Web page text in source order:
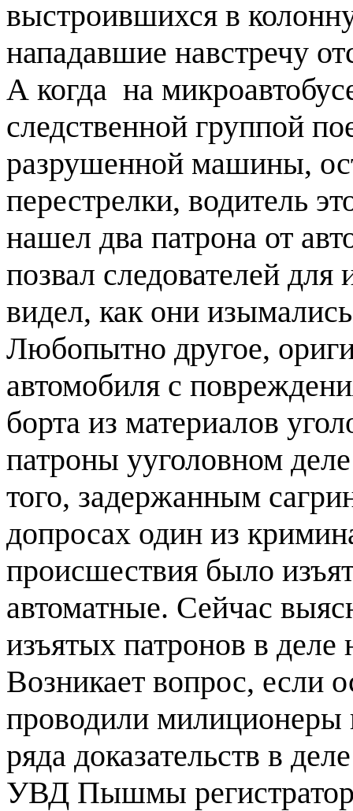
выстроившихся в
нападавшие навстречу
А когда на
следственной группой
разрушенной машины,
перестрелки, водитель
нашел два патрона от
позвал следователей
видел, как они
Любопытно другое,
автомобиля с
борта из материалов
патроны ууголовном
того, задержанным
допросах один из
происшествия было
автоматные. Сейчас
изъятых патронов в деле
Возникает вопрос, если
проводили
ряда доказательств в
УВД Пышмы